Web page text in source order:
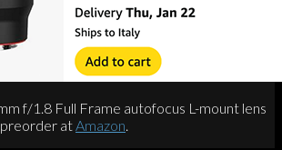
f/1.8 Full Frame autofocus L-mount lens
preorder atAmazon.